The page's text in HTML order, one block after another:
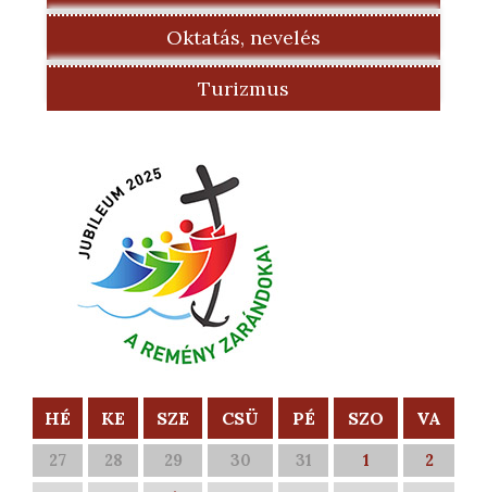
Oktatás, nevelés
Turizmus
HÉ KE SZE CSÜ PÉ SZO VA
27 28 29 30 31 1
2